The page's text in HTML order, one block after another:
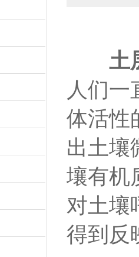
土
人们一
体活性
出土壤
壤有机
对土壤
得到反